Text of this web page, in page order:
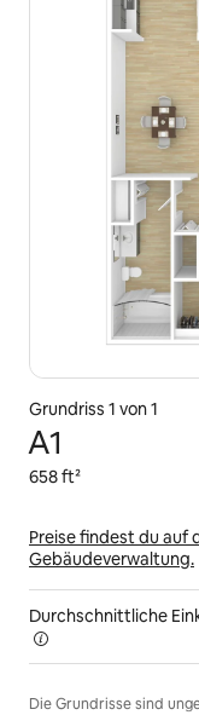
Grundriss 1 von 1
A1
658 ft²
Preise findest du auf
Gebäudeverwaltung.
Durchschnittliche
Die Grundrisse sind